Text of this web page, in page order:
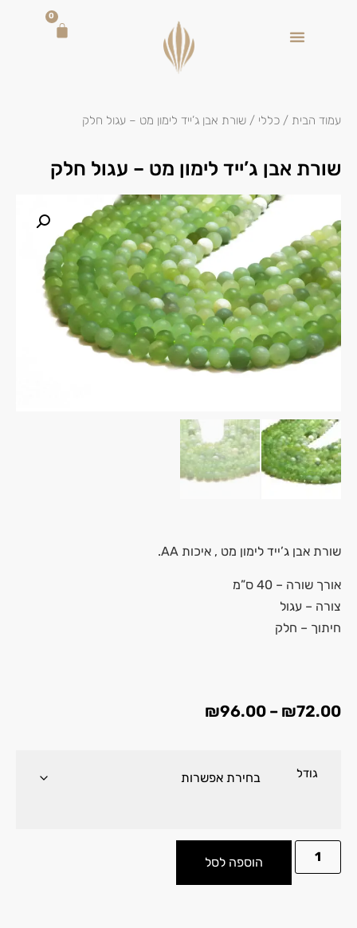
0
עמוד הבית / כללי / שורת אבן ג’ייד לימון מט – עגול חלק
שורת אבן ג’ייד לימון מט – עגול חלק
שורת אבן ג’ייד לימון מט , איכות AA.
אורך שורה – 40 ס”מ
צורה – עגול
חיתוך – חלק
₪72.00
–
₪96.00
גודל
הוספה לסל